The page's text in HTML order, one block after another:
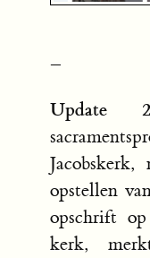
–
Update
opstellen
opschrift
kerk,